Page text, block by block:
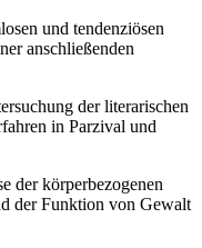
und tendenziösen
anschließenden
der literarischen
in Parzival und
der körperbezogenen
der Funktion von Gewalt